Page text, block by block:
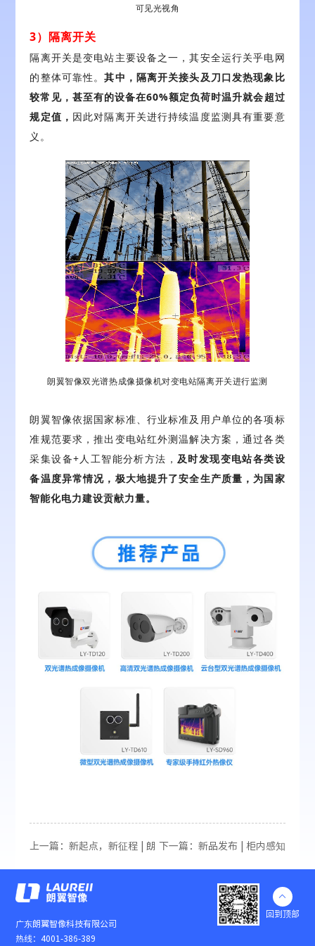
可见光视角
3）隔离开关
隔离开关是变电站主要设备之一，其安全运行关乎电网
的整体可靠性。其中，隔离开关接头及刀口发热现象比
较常见，甚至有的设备在60%额定负荷时温升就会超过
规定值， 因此对隔离开关进行持续温度监测具有重要意
义。
朗翼智像双光谱热成像摄像机对变电站隔离开关进行监测
朗翼智像依据国家标准、行业标准及用户单位的各项标
准规范要求，推出变电站红外测温解决方案，通过各类
采集设备+人工智能分析方法， 及时发现变电站各类设
备温度异常情况，极大地提升了安全生产质量 ，为国家
智能化电力建设贡献力量。
上一篇：新起点，新征程 | 朗 下一篇：新品发布 | 柜内感知
遁形”！
广东朗翼智像科技有限公司
热线：4001-386-389

回到顶部